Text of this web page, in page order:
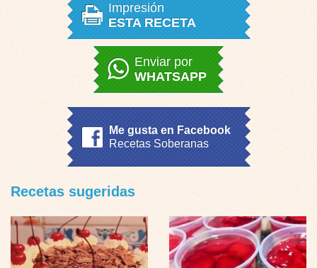
Impresión
ESTA RECETA
Enviar por
WHATSAPP
Me gusta en Facebook
Recetas Soberanas
Recetas sugeridas